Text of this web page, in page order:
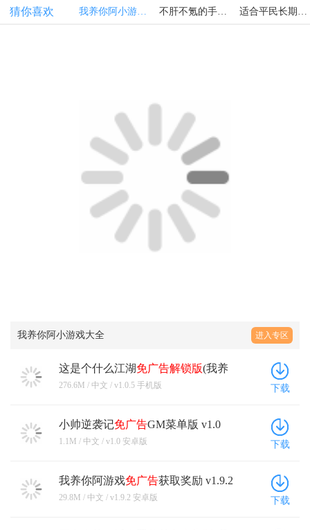
猜你喜欢 我养你阿小游戏大全 不肝不氪的手游排行榜 适合平民长期玩的手游
我养你阿小游戏大全 进入专区
这是个什么江湖免广告解锁版(我养
你阿) v1.0.5 手机版
276.6M / 中文 / v1.0.5 手机版 下载
小帅逆袭记免广告GM菜单版 v1.0
安卓版
1.1M / 中文 / v1.0 安卓版 下载
我养你阿游戏免广告获取奖励 v1.9.2
安卓版
29.8M / 中文 / v1.9.2 安卓版 下载